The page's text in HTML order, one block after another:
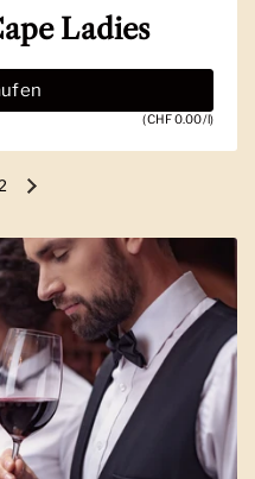
Ladies
(CHF 0.00/l)
Folie
Nächste Folie